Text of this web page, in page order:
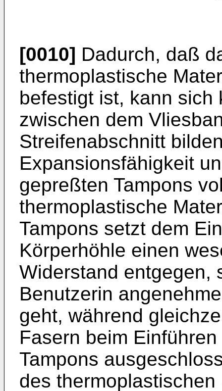
[0010] Dadurch, daß
thermoplastische
befestigt ist, kann sich
zwischen dem
Streifenabschnitt
Expansionsfähigkeit
gepreßten Tampons
thermoplastische
Tampons setzt dem
Körperhöhle einen
Widerstand entgegen,
Benutzerin
geht, während
Fasern beim
Tampons
des